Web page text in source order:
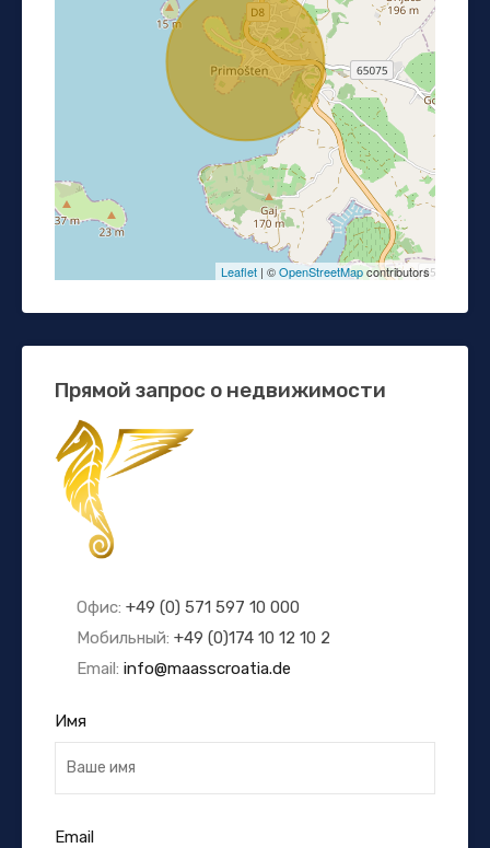
Leaflet | ©OpenStreetMapcontributors
Прямой запрос о недвижимости
Офис: +49 (0) 571 597 10 000
Мобильный: +49 (0)174 10 12 10 2
Email: info@maasscroatia.de
Имя
Email